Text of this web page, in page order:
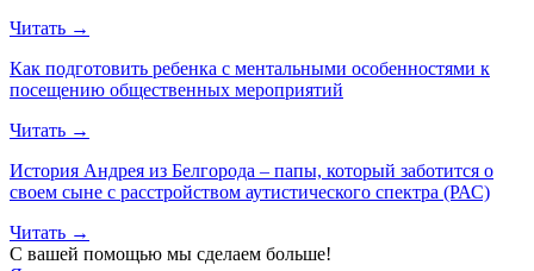
Читать →
Как подготовить ребенка с ментальными особенностями к
посещению общественных мероприятий
Читать →
История Андрея из Белгорода – папы, который заботится о
своем сыне с расстройством аутистического спектра (РАС)
Читать →
С вашей помощью мы сделаем больше!